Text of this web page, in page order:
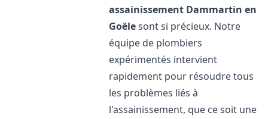
assainissement Dammartin en
Goëlesont si précieux. Notre
équipe de plombiers
expérimentés intervient
rapidement pour résoudre tous
les problèmes liés à
l'assainissement, que ce soit une